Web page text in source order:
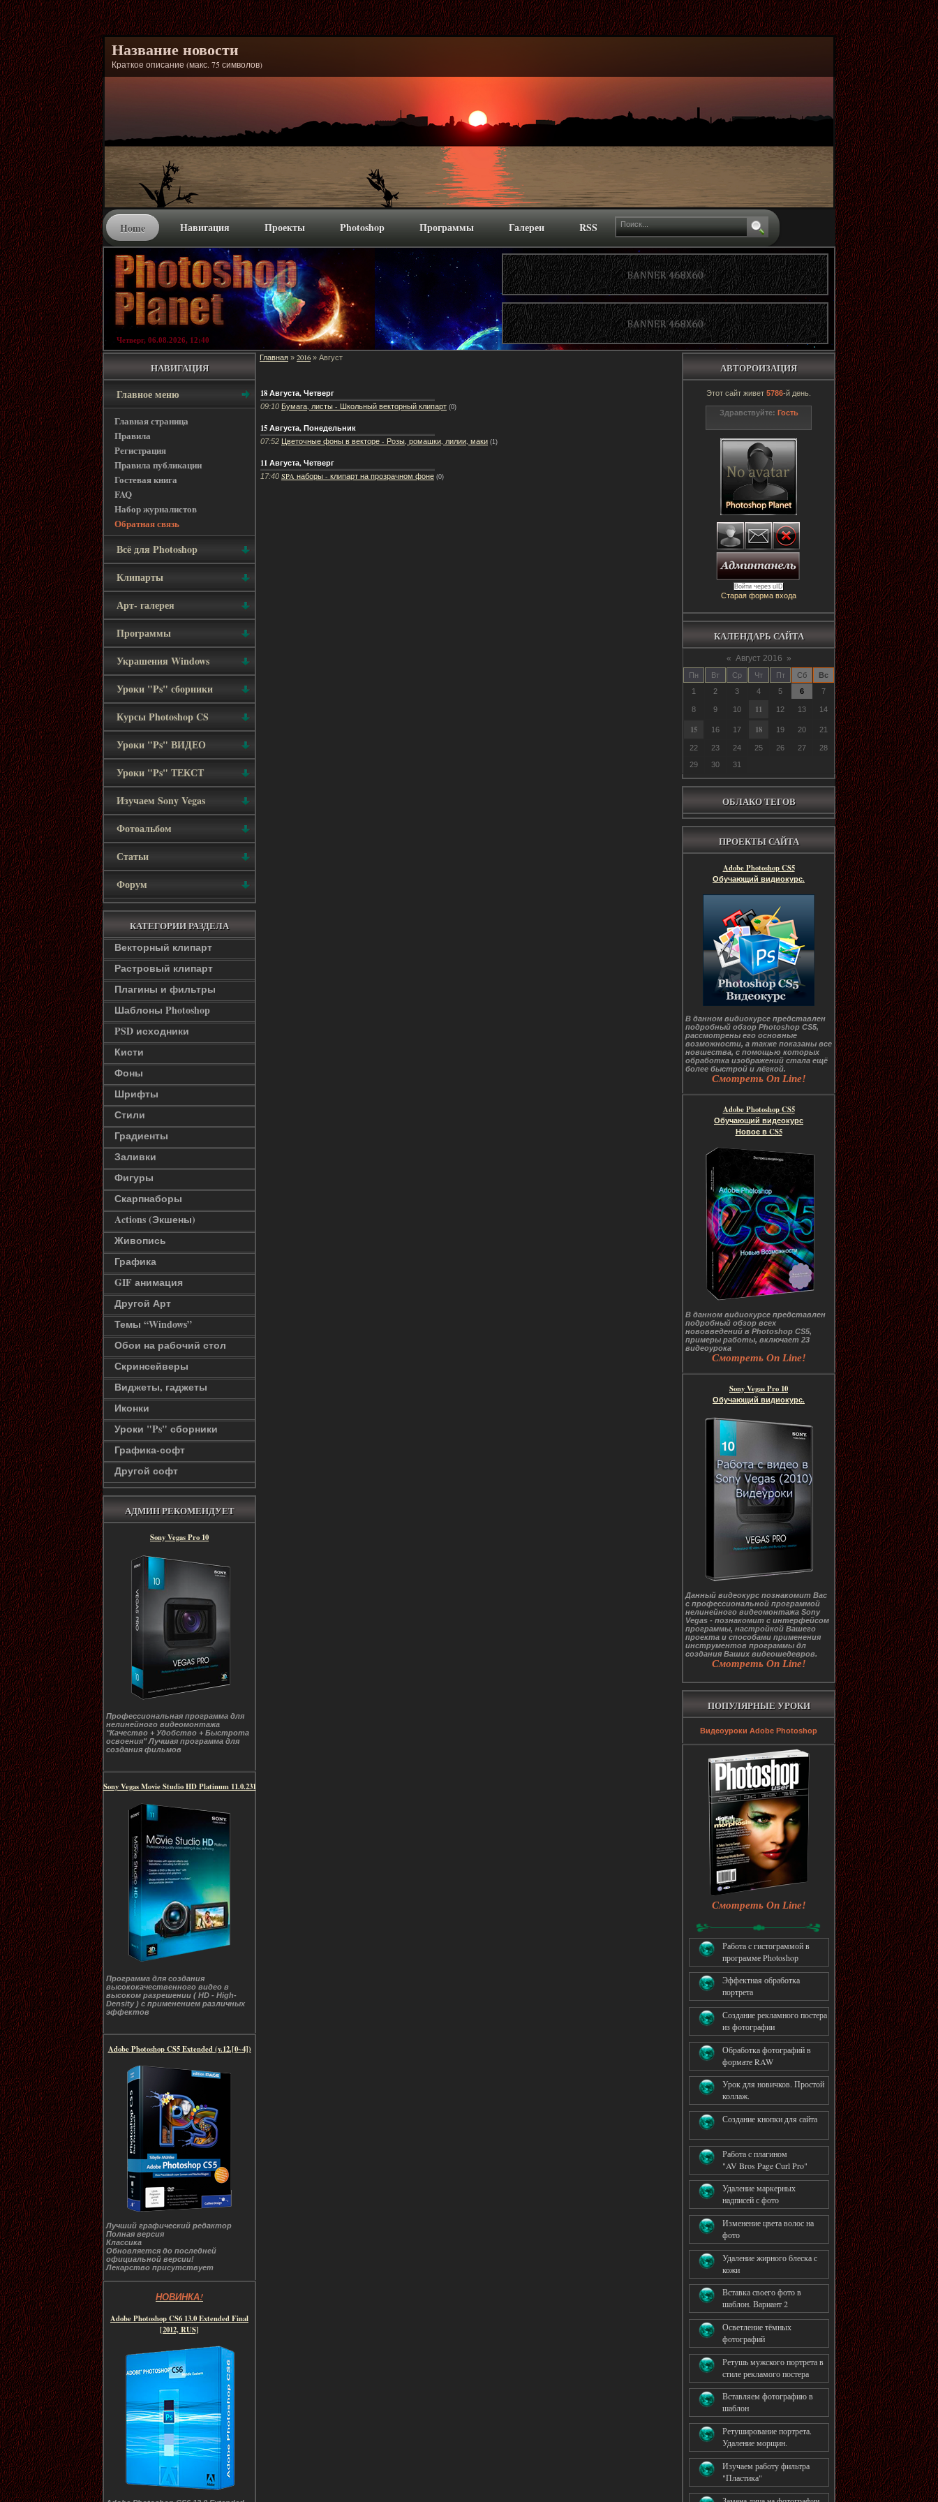
Название новости
Краткое описание (макс. 75 символов)
Home Навигация Проекты Photoshop Программы Галереи RSS
Четверг, 06.08.2026, 12:40
НАВИГАЦИЯ
Главное меню
Главная страница
Правила
Регистрация
Правила публикации
Гостевая книга
FAQ
Набор журналистов
Обратная связь
Всё для Photoshop
Клипарты
Арт- галерея
Программы
Украшения Windows
Уроки "Ps" сборники
Курсы Photoshop CS
Уроки "Ps" ВИДЕО
Уроки "Ps" ТЕКСТ
Изучаем Sony Vegas
Фотоальбом
Статьи
Форум
КАТЕГОРИИ РАЗДЕЛА
Векторный клипарт
Растровый клипарт
Плагины и фильтры
Шаблоны Photoshop
PSD исходники
Кисти
Фоны
Шрифты
Стили
Градиенты
Заливки
Фигуры
Скарпнаборы
Actions (Экшены)
Живопись
Графика
GIF анимация
Другой Арт
Темы “Windows”
Обои на рабочий стол
Скринсейверы
Виджеты, гаджеты
Иконки
Уроки "Ps" сборники
Графика-софт
Другой софт
АДМИН РЕКОМЕНДУЕТ
Sony Vegas Pro 10
Профессиональная программа для
нелинейного видеомонтажа
"Качество + Удобство + Быстрота
освоения" Лучшая программа для
создания фильмов
Sony Vegas Movie Studio HD Platinum 11.0.231
Программа для создания
высококачественного видео в
высоком разрешении ( HD - High-
Density ) с применением различных
эффектов
Adobe Photoshop CS5 Extended (v.12.[0~4])
Лучший графический редактор
Полная версия
Классика
Обновляется до последней
официальной версии!
Лекарство присутствует
НОВИНКА!
Adobe Photoshop CS6 13.0 Extended Final
[2012, RUS]
АВТОРОИЗАЦИЯ
Этот сайт живет 5786-й день.
Здравствуйте: Гость
Войти через uID
Старая форма входа
КАЛЕНДАРЬ САЙТА
« Август 2016 »
Пн Вт Ср Чт Пт Сб
Вс
1
2 3 4 5 6 7
8 9 10 11 12 13 14
15 16 17 18 19 20 21
22 23 24 25 26 27
28
29
30 31
ОБЛАКО ТЕГОВ
ПРОЕКТЫ САЙТА
Adobe Photoshop CS5
Обучающий видиокурс.
В данном видиокурсе представлен
подробный обзор Photoshop CS5,
рассмотрены его основные
возможности, а также показаны все
новшества, с помощью которых
обработка изображений стала ещё
более быстрой и лёгкой.
Смотреть On Line!
Adobe Photoshop CS5
Обучающий видеокурс
Новое в CS5
В данном видиокурсе представлен
подробный обзор всех
нововведений в Photoshop CS5,
примеры работы, включает 23
видеоурока
Смотреть On Line!
Sony Vegas Pro 10
Обучающий видиокурс.
Данный видеокурс познакомит Вас
с профессиональной программой
нелинейного видеомонтажа Sony
Vegas - познакомит с интерфейсом
программы, настройкой Вашего
проекта и способами применения
инструментов программы дл
создания Ваших видеошедевров.
Смотреть On Line!
ПОПУЛЯРНЫЕ УРОКИ
Видеоуроки Adobe Photoshop
Смотреть On Line!
Работа с гистограммой в
программе Photoshop
Эффектная обработка
портрета
Создание рекламного постера
из фотографии
Обработка фотографий в
формате RAW
Урок для новичков. Простой
коллаж.
Создание кнопки для сайта
Работа с плагином
"AV Bros Page Curl Pro"
Удаление маркерных
надписей с фото
Изменение цвета волос на
фото
Удаление жирного блеска с
кожи
Вставка своего фото в
шаблон. Вариант 2
Осветление тёмных
фотографий
Ретушь мужского портрета в
стиле рекламого постера
Вставляем фотографию в
шаблон
Ретуширование портрета.
Удаление морщин.
Изучаем работу фильтра
"Пластика"
Главная » 2016 » Август
18 Августа, Четверг
09:10 Бумага, листы - Школьный векторный клипарт (0)
15 Августа, Понедельник
07:52 Цветочные фоны в векторе - Розы, ромашки, лилии, маки (1)
11 Августа, Четверг
17:40 SPA наборы - клипарт на прозрачном фоне (0)